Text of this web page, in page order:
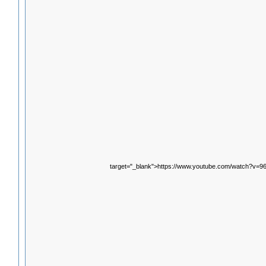
target="_blank">https://www.youtube.com/